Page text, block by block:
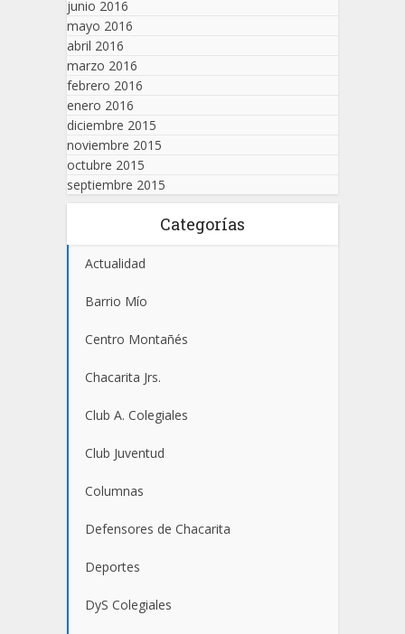
junio 2016
mayo 2016
abril 2016
marzo 2016
febrero 2016
enero 2016
diciembre 2015
noviembre 2015
octubre 2015
septiembre 2015
Categorías
Actualidad
Barrio Mío
Centro Montañés
Chacarita Jrs.
Club A. Colegiales
Club Juventud
Columnas
Defensores de Chacarita
Deportes
DyS Colegiales